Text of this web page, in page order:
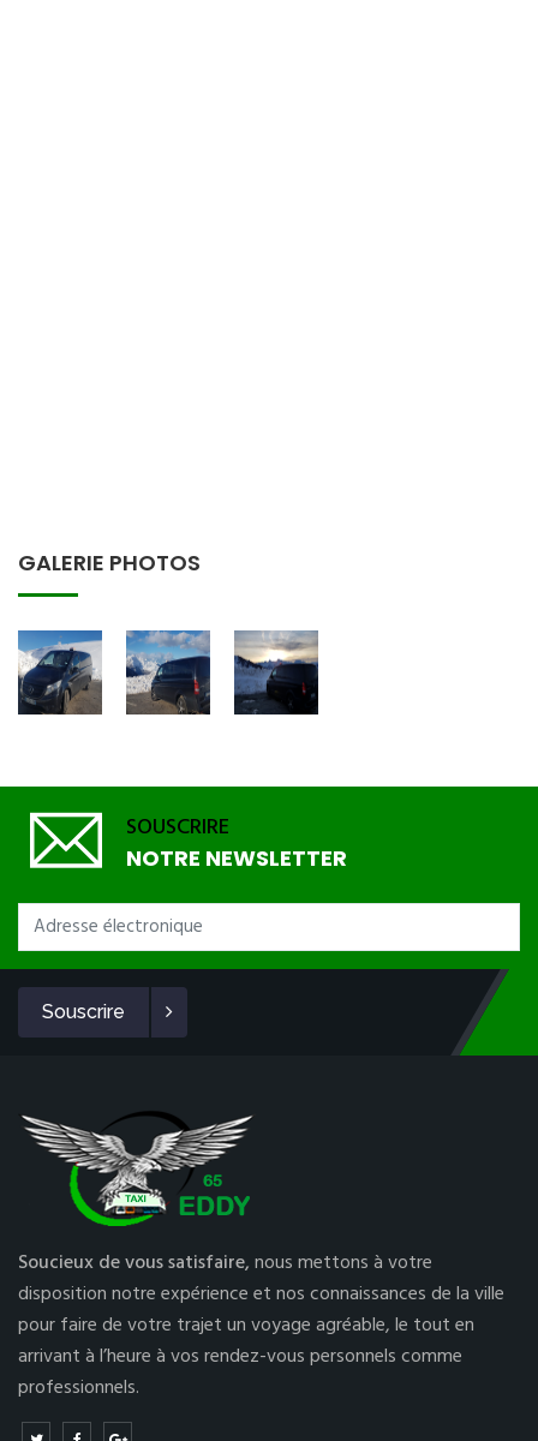
GALERIE PHOTOS
SOUSCRIRE
NOTRE NEWSLETTER
Souscrire
Soucieux de vous satisfaire,nous mettons à votre
disposition notre expérience et nos connaissances de la ville
pour faire de votre trajet un voyage agréable, le tout en
arrivant à l’heure à vos rendez-vous personnels comme
professionnels.